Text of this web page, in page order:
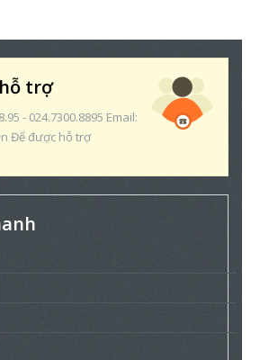
trợ
- 024.7300.8895 Email:
Để được hỗ trợ